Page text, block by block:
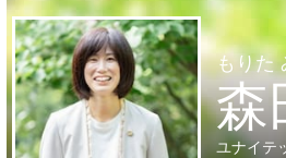
もりた
森
ユナイテ